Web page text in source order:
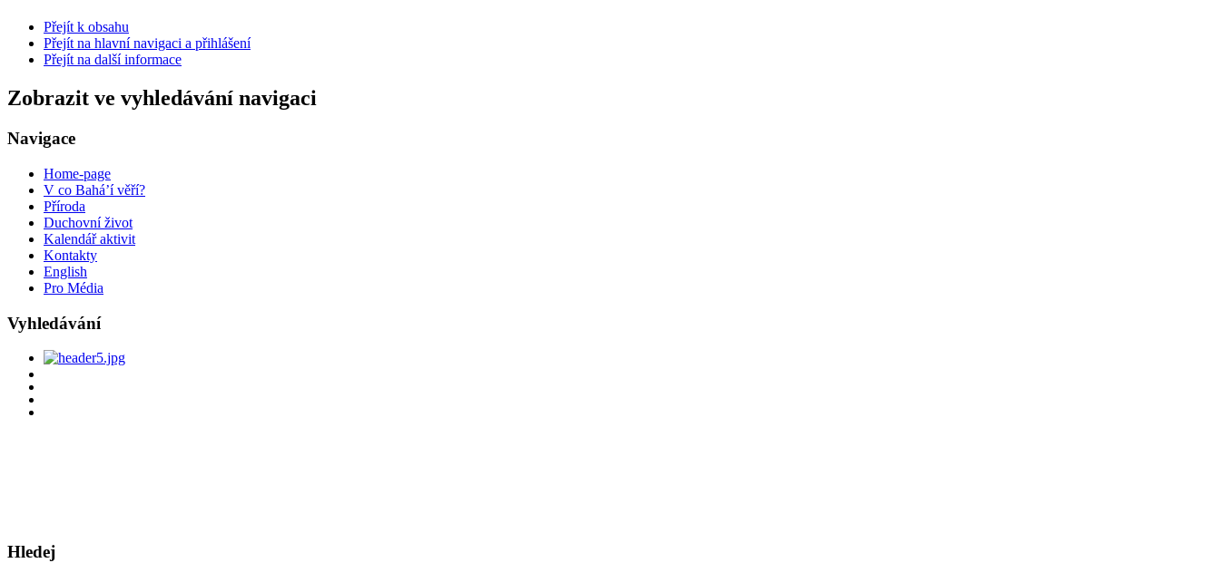
Přejít k obsahu
Přejít na hlavní navigaci a přihlášení
Přejít na další informace
Zobrazit ve vyhledávání navigaci
Navigace
Home-page
V co Bahá’í věří?
Příroda
Duchovní život
Kalendář aktivit
Kontakty
English
Pro Média
Vyhledávání
Hledej